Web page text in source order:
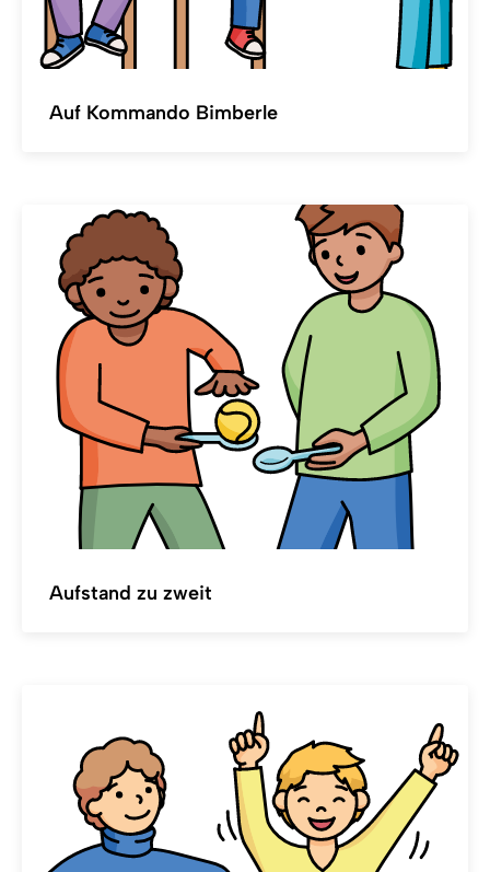
Auf Kommando Bimberle
Aufstand zu zweit